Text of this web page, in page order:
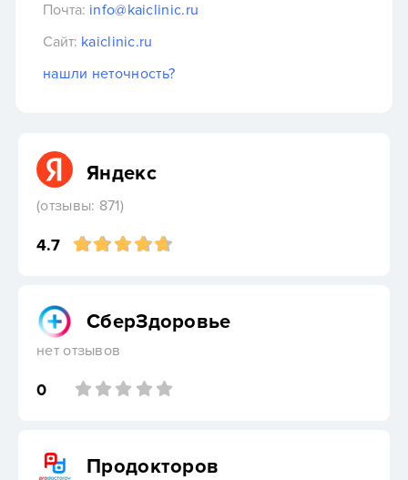
Почта: info@kaiclinic.ru
Сайт: kaiclinic.ru
нашли неточность?
Яндекс
(отзывы: 871)
4.7
СберЗдоровье
нет отзывов
0
Продокторов